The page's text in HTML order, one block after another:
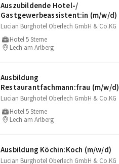
Auszubildende Hotel-/​
Gastgewerbeassistent:in (m/​w/​d)
Lucian Burghotel Oberlech GmbH & Co.KG
Hotel 5 Sterne
Lech am Arlberg
Ausbildung
Restaurantfachmann:frau (m/​w/​d)
Lucian Burghotel Oberlech GmbH & Co.KG
Hotel 5 Sterne
Lech am Arlberg
Ausbildung Köchin:Koch (m/​w/​d)
Lucian Burghotel Oberlech GmbH & Co.KG